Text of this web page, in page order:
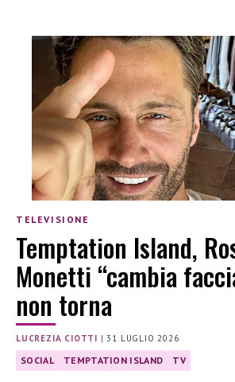
TELEVISIONE
Temptation Island,
Monetti “cambia
non torna
LUCREZIA CIOTTI |31 LUGLIO 2026
SOCIAL TEMPTATION ISLAND TV